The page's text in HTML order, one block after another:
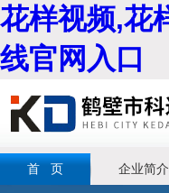
花样视频,花
线官网入口
首 页 企业简介